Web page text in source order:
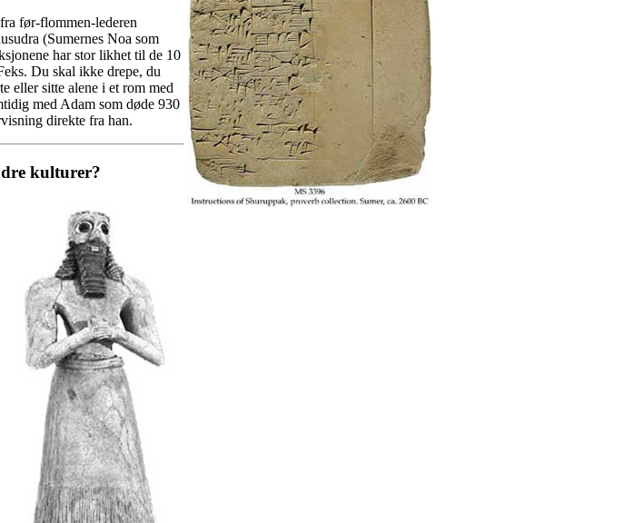
før-flommen-lederen
(Sumernes Noa som
har stor likhet til de 10
Du skal ikke drepe, du
eller sitte alene i et rom med
med Adam som døde 930
direkte fra han.
kulturer?